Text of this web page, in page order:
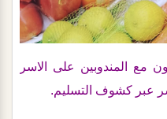
مع المندوبين على الاسر
عبر كشوف التسليم.